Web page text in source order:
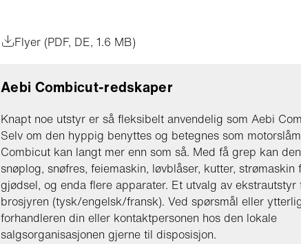
Flyer (PDF, DE, 1.6 MB)
Aebi Combicut-redskaper
Knapt noe utstyr er så fleksibelt anvendelig som Aebi
Selv om den hyppig benyttes og betegnes som
Combicut kan langt mer enn som så. Med få grep kan
snøplog, snøfres, feiemaskin, løvblåser, kutter, strømaskin
gjødsel, og enda flere apparater. Et utvalg av ekstrautstyr
brosjyren (tysk/engelsk/fransk). Ved spørsmål eller
forhandleren din eller kontaktpersonen hos den lokale
salgsorganisasjonen gjerne til disposisjon.